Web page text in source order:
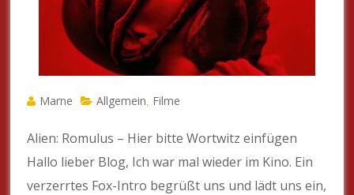
Marne Allgemein Filme
Alien: Romulus – Hier bitte Wortwitz einfügen
Hallo lieber Blog, Ich war mal wieder im Kino. Ein
verzerrtes Fox-Intro begrüßt uns und lädt uns ein,